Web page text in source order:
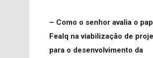
– Como o senhor avalia o
Fealq na viabilização de
para o desenvolvimento da